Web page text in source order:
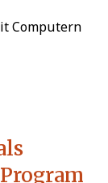
Computern